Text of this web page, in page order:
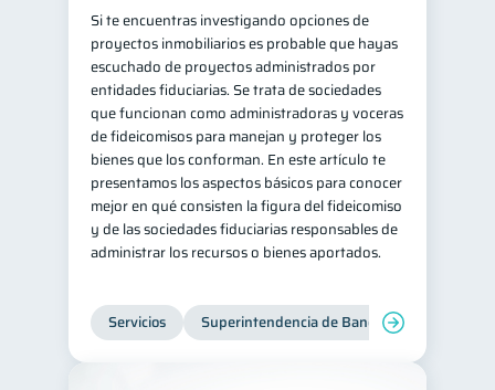
Si te encuentras investigando opciones de
proyectos inmobiliarios es probable que hayas
escuchado de proyectos administrados por
entidades fiduciarias. Se trata de sociedades
que funcionan como administradoras y voceras
de fideicomisos para manejan y proteger los
bienes que los conforman. En este artículo te
presentamos los aspectos básicos para conocer
mejor en qué consisten la figura del fideicomiso
y de las sociedades fiduciarias responsables de
administrar los recursos o bienes aportados.
Servicios Superintendencia de Bancos